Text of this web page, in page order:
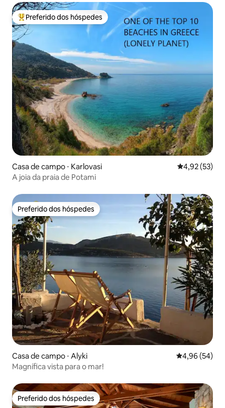
Entre os melhores preferidos dos hóspedes
Preferido dos hóspedes
Casa de campo ⋅ Karlovasi 4,92 de uma
4,92 (53)
A joia da praia de Potami
Preferido dos hóspedes
Preferido dos hóspedes
Casa de campo ⋅ Alyki 4,96 de uma
4,96 (54)
Magnífica vista para o mar!
Preferido dos hóspedes
Preferido dos hóspedes